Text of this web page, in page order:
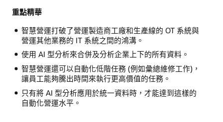
重點精華
智慧營運打破了營運製造商工廠和生產線的 OT 系統與
營運其他業務的 IT 系統之間的鴻溝。
使用 AI 型分析來合併及分析企業上下的所有資料。
智慧營運還可以自動化低階任務 (例如彙總維修工作)，
讓員工能夠騰出時間來執行更高價值的任務。
只有將 AI 型分析應用於統一資料時，才能達到這樣的
自動化營運水平。